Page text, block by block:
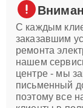
С каждым
заказавшим
ремонта
нашем
центре - мы
письменный
поэтому все